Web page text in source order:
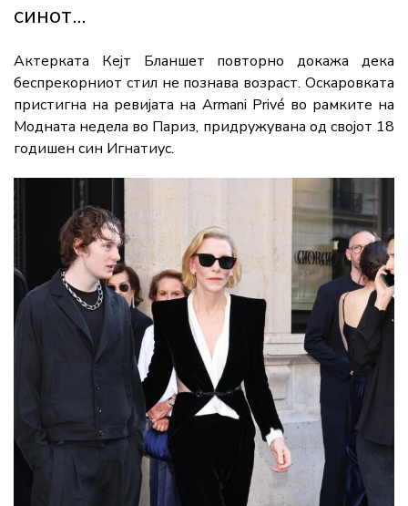
синот...
Актерката Кејт Бланшет повторно докажа дека
беспрекорниот стил не познава возраст. Оскаровката
пристигна на ревијата на Armani Privé во рамките на
Модната недела во Париз, придружувана од својот 18
годишен син Игнатиус.